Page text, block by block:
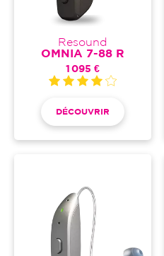
Resound
OMNIA 7-88 R
1 095 €
DÉCOUVRIR